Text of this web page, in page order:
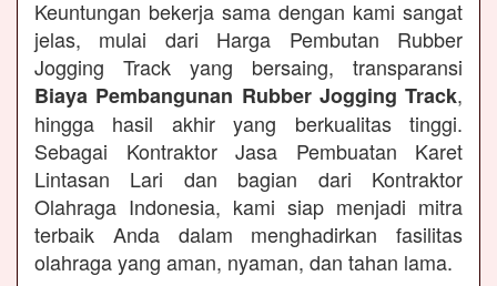
Keuntungan bekerja sama dengan kami sangat
jelas, mulai dari Harga Pembutan Rubber
Jogging Track yang bersaing, transparansi
Biaya Pembangunan Rubber Jogging Track,
hingga hasil akhir yang berkualitas tinggi.
Sebagai Kontraktor Jasa Pembuatan Karet
Lintasan Lari dan bagian dari Kontraktor
Olahraga Indonesia, kami siap menjadi mitra
terbaik Anda dalam menghadirkan fasilitas
olahraga yang aman, nyaman, dan tahan lama.